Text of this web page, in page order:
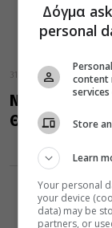
31 Ιουλίου 2026
Να
Θεοτόκου
Δόγμα
personal
content
Store
Learn
Your personal
your device
data) may be
partners, or